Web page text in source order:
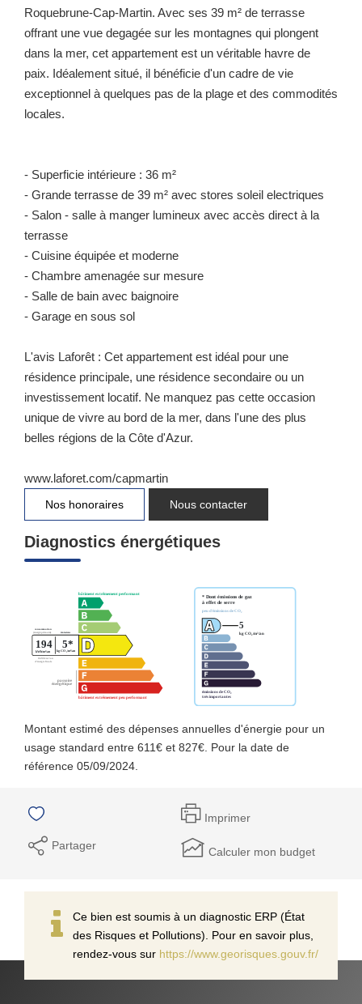
Roquebrune-Cap-Martin. Avec ses 39 m² de terrasse
offrant une vue degagée sur les montagnes qui plongent
dans la mer, cet appartement est un véritable havre de
paix. Idéalement situé, il bénéficie d'un cadre de vie
exceptionnel à quelques pas de la plage et des commodités
locales.
- Superficie intérieure : 36 m²
- Grande terrasse de 39 m² avec stores soleil electriques
- Salon - salle à manger lumineux avec accès direct à la
terrasse
- Cuisine équipée et moderne
- Chambre amenagée sur mesure
- Salle de bain avec baignoire
- Garage en sous sol
L'avis Laforêt : Cet appartement est idéal pour une
résidence principale, une résidence secondaire ou un
investissement locatif. Ne manquez pas cette occasion
unique de vivre au bord de la mer, dans l'une des plus
belles régions de la Côte d'Azur.
www.laforet.com/capmartin
Nos honoraires Nous contacter
Diagnostics énergétiques
Montant estimé des dépenses annuelles d'énergie pour un
usage standard entre 611€ et 827€. Pour la date de
référence 05/09/2024.
Imprimer
Partager Calculer mon budget
Ce bien est soumis à un diagnostic ERP (État
des Risques et Pollutions). Pour en savoir plus,
rendez-vous sur https://www.georisques.gouv.fr/